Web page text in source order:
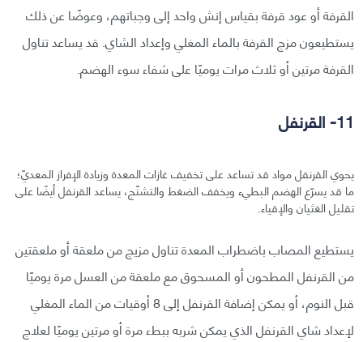
القرفة أو عود قرفة بقياس إنش واحد إلى وجباتهم، وعوضًا عن ذلك
يستطيعون مزج القرفة بالماء المغلي وإعداد الشاي. قد يساعد تناول
القرفة مرتين أو ثلاث مرات يوميًا على شفاء سوء الهضم.
11- القرنفل
يحوي القرنفل مواد قد تساعد على تخفيف غازات المعدة وزيادة الإفراز المعديّ؛
ما قد يسرّع الهضم البطيء ويخفف الضغط والتشنّج، يساعد القرنفل أيضًا على
تقليل الغثيان والإقياء.
يستطيع المصاب باضطراب المعدة تناول مزيج من ملعقة أو ملعقتين
من القرنفل المطحون أو المسحوق مع ملعقة من العسل مرة يوميًا
قبل النوم، أو يمكن إضافة القرنفل إلى 8 أوقيات من الماء المغلي
لإعداد شاي القرنفل الذي يمكن شربه ببطء مرة أو مرتين يوميًا لعلاج